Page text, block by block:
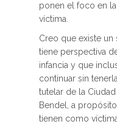
ponen el foco en
víctima.
Creo que existe
tiene perspectiva
infancia y que
continuar sin
tutelar de la Ciudad
Bendel, a
tienen como